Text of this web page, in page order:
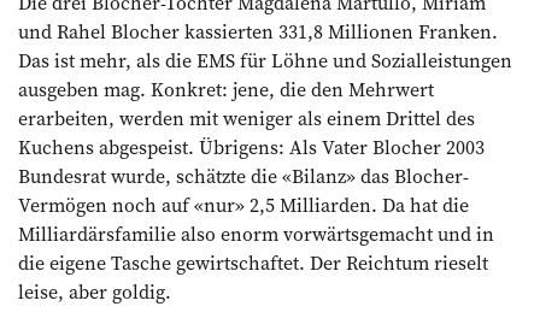
und Rahel Blocher kassierten 331,8 Millionen Franken.
Das ist mehr, als die EMS für Löhne und Sozialleistungen
ausgeben mag. Konkret: jene, die den Mehrwert
erarbeiten, werden mit weniger als einem Drittel des
Kuchens abgespeist. Übrigens: Als Vater Blocher 2003
Bundesrat wurde, schätzte die «Bilanz» das Blocher-
Vermögen noch auf «nur» 2,5 Milliarden. Da hat die
Milliardärsfamilie also enorm vorwärtsgemacht und in
die eigene Tasche gewirtschaftet. Der Reichtum rieselt
leise, aber goldig.